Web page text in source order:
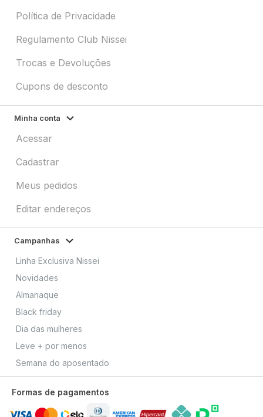
Política de Privacidade
Regulamento Club Nissei
Trocas e Devoluções
Cupons de desconto
Minha conta
Acessar
Cadastrar
Meus pedidos
Editar endereços
Campanhas
Linha Exclusiva Nissei
Novidades
Almanaque
Black friday
Dia das mulheres
Leve + por menos
Semana do aposentado
Formas de pagamentos